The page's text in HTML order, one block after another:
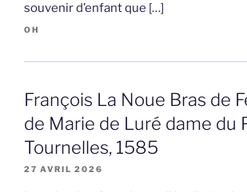
souvenir d’enfant que […]
OH
François La Noue Bras de
de Marie de Luré dame du
Tournelles, 1585
27 AVRIL 2026